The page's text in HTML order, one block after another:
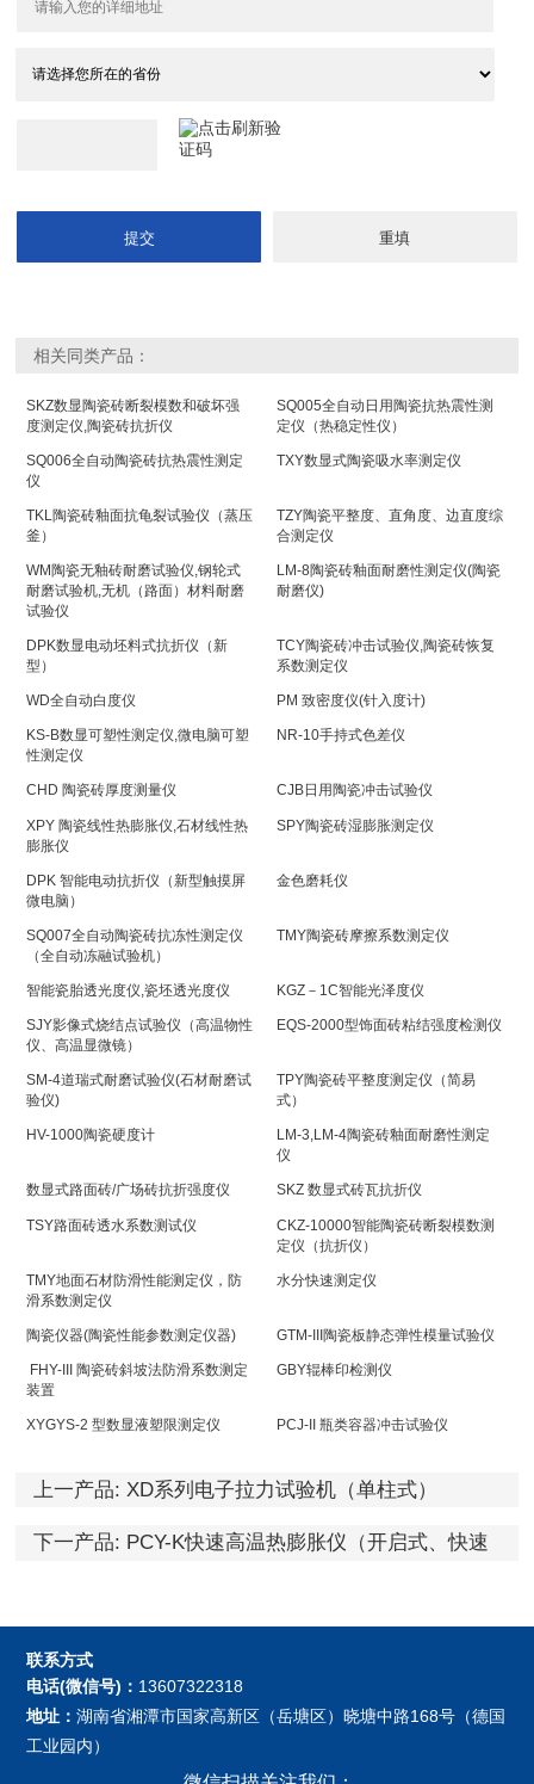
相关同类产品：
SKZ数显陶瓷砖断裂模数和破坏强
度测定仪,陶瓷砖抗折仪
SQ005全自动日用陶瓷抗热震性测
定仪（热稳定性仪）
SQ006全自动陶瓷砖抗热震性测定
仪
TXY数显式陶瓷吸水率测定仪
TKL陶瓷砖釉面抗龟裂试验仪（蒸压
釜）
TZY陶瓷平整度、直角度、边直度综
合测定仪
WM陶瓷无釉砖耐磨试验仪,钢轮式
耐磨试验机,无机（路面）材料耐磨
试验仪
LM-8陶瓷砖釉面耐磨性测定仪(陶瓷
耐磨仪)
DPK数显电动坯料式抗折仪（新
型）
TCY陶瓷砖冲击试验仪,陶瓷砖恢复
系数测定仪
WD全自动白度仪 PM 致密度仪(针入度计)
KS-B数显可塑性测定仪,微电脑可塑
性测定仪
NR-10手持式色差仪
CHD 陶瓷砖厚度测量仪 CJB日用陶瓷冲击试验仪
XPY 陶瓷线性热膨胀仪,石材线性热
膨胀仪
SPY陶瓷砖湿膨胀测定仪
DPK 智能电动抗折仪（新型触摸屏
微电脑）
金色磨耗仪
SQ007全自动陶瓷砖抗冻性测定仪
（全自动冻融试验机）
TMY陶瓷砖摩擦系数测定仪
智能瓷胎透光度仪,瓷坯透光度仪 KGZ－1C智能光泽度仪
SJY影像式烧结点试验仪（高温物性
仪、高温显微镜）
EQS-2000型饰面砖粘结强度检测仪
SM-4道瑞式耐磨试验仪(石材耐磨试
验仪)
TPY陶瓷砖平整度测定仪（简易
式）
HV-1000陶瓷硬度计
LM-3,LM-4陶瓷砖釉面耐磨性测定
仪
数显式路面砖/广场砖抗折强度仪 SKZ 数显式砖瓦抗折仪
TSY路面砖透水系数测试仪
CKZ-10000智能陶瓷砖断裂模数测
定仪（抗折仪）
TMY地面石材防滑性能测定仪，防
滑系数测定仪
水分快速测定仪
陶瓷仪器(陶瓷性能参数测定仪器) GTM-III陶瓷板静态弹性模量试验仪
FHY-III 陶瓷砖斜坡法防滑系数测定
装置
GBY辊棒印检测仪
XYGYS-2 型数显液塑限测定仪 PCJ-II 瓶类容器冲击试验仪
上一产品: XD系列电子拉力试验机（单柱式）
下一产品: PCY-K快速高温热膨胀仪（开启式、快速
联系方式
电话(微信号)： 13607322318
地址：湖南省湘潭市国家高新区（岳塘区）晓塘中路168号（德国
工业园内）